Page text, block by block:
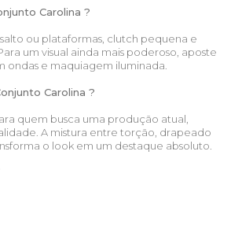
Carolina ?
ou plataformas, clutch pequena e
um visual ainda mais poderoso, aposte
ondas e maquiagem iluminada.
Carolina ?
quem busca uma produção atual,
A mistura entre torção, drapeado
o look em um destaque absoluto.